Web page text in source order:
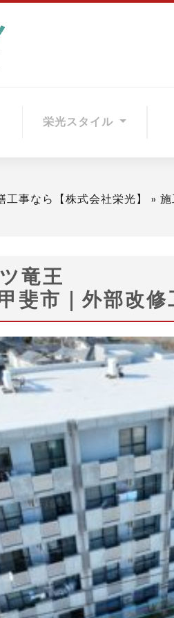
栄光スタイル
事なら【株式会社栄光】 »
竜王
斐市｜外部改修